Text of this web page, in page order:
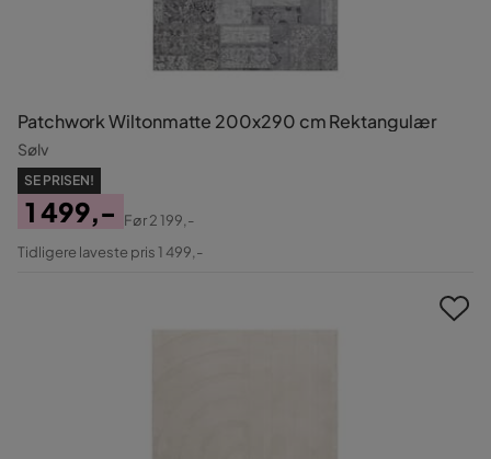
Patchwork Wiltonmatte 200x290 cm Rektangulær
Sølv
SE PRISEN!
Pris
1 499,-
Original
Før2 199,-
Tidligere laveste pris 1 499,-